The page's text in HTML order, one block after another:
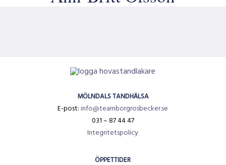
MÖLNDALS TANDHÄLSA
E-post:info@teamborgrosbecker.se
031 – 87 44 47
Integritetspolicy
ÖPPETTIDER